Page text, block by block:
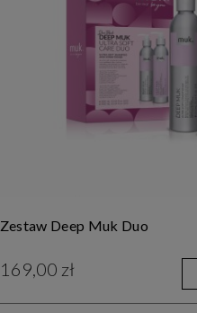
Zestaw Deep Muk Duo
169,00 zł